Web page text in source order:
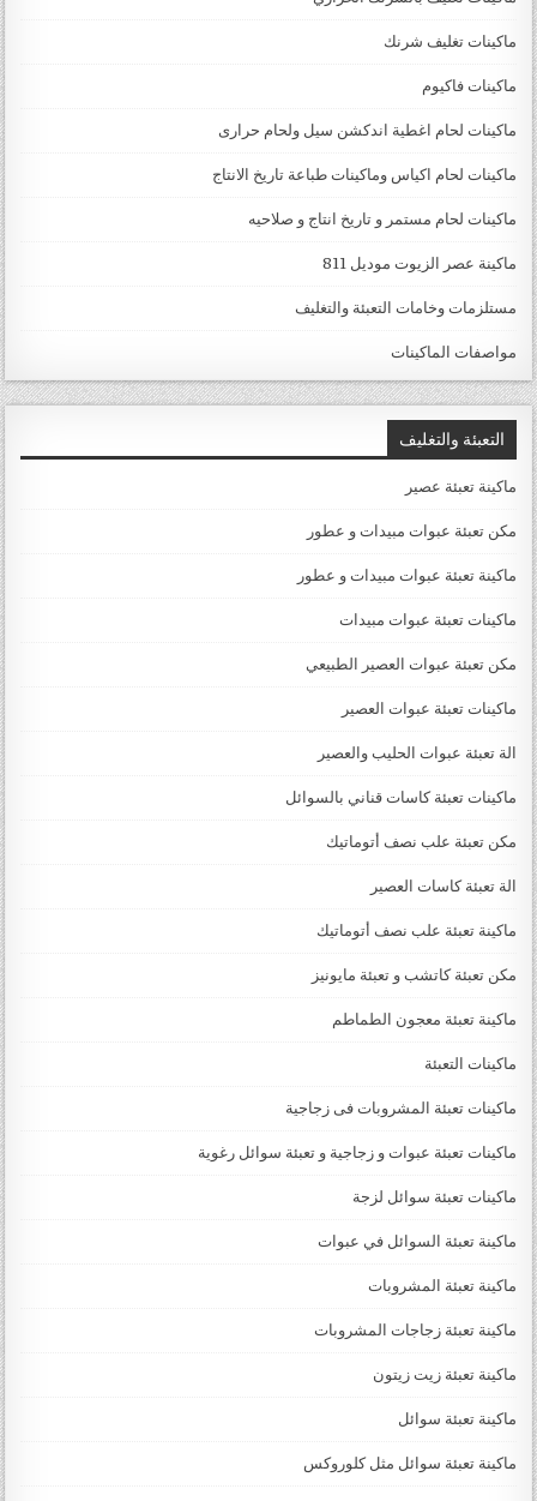
ماكينات تغليف شرنك
ماكينات فاكيوم
ماكينات لحام اغطية اندكشن سيل ولحام حرارى
ماكينات لحام اكياس وماكينات طباعة تاريخ الانتاج
ماكينات لحام مستمر و تاريخ انتاج و صلاحيه
ماكينة عصر الزيوت موديل 811
مستلزمات وخامات التعبئة والتغليف
مواصفات الماكينات
التعبئة والتغليف
ماكينة تعبئة عصير
مكن تعبئة عبوات مبيدات و عطور
ماكينة تعبئة عبوات مبيدات و عطور
ماكينات تعبئة عبوات مبيدات
مكن تعبئة عبوات العصير الطبيعي
ماكينات تعبئة عبوات العصير
الة تعبئة عبوات الحليب والعصير
ماكينات تعبئة كاسات قناني بالسوائل
مكن تعبئة علب نصف أتوماتيك
الة تعبئة كاسات العصير
ماكينة تعبئة علب نصف أتوماتيك
مكن تعبئة كاتشب و تعبئة مايونيز
ماكينة تعبئة معجون الطماطم
ماكينات التعبئة
ماكينات تعبئة المشروبات فى زجاجية
ماكينات تعبئة عبوات و زجاجية و تعبئة سوائل رغوية
ماكينات تعبئة سوائل لزجة
‏‏‏ماكينة تعبئة السوائل في عبوات
ماكينة تعبئة المشروبات
ماكينة تعبئة زجاجات المشروبات
ماكينة تعبئة زيت زيتون
ماكينة تعبئة سوائل
ماكينة تعبئة سوائل مثل كلوروكس